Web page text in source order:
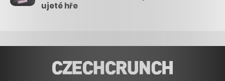
ujeté hře